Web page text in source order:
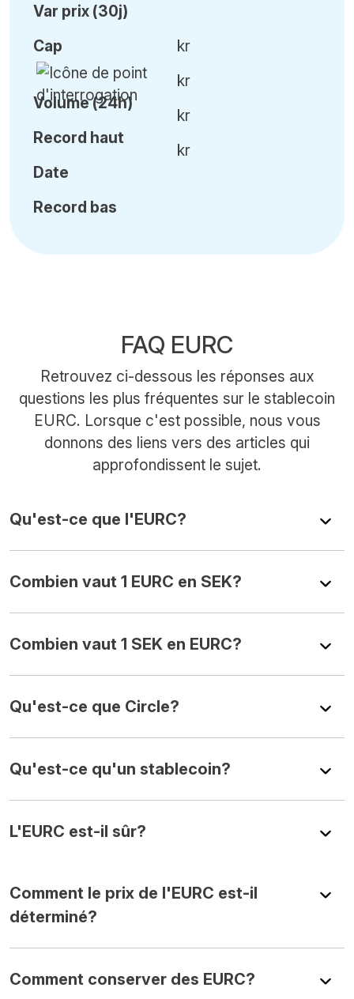
Var prix (30j)
Cap
Volume (24h)
Record haut
Date
Record bas
kr
kr
kr
kr
FAQ EURC
Retrouvez ci-dessous les réponses aux
questions les plus fréquentes sur le stablecoin
EURC. Lorsque c'est possible, nous vous
donnons des liens vers des articles qui
approfondissent le sujet.
Qu'est-ce que l'EURC?
Combien vaut 1 EURC en SEK?
Combien vaut 1 SEK en EURC?
Qu'est-ce que Circle?
Qu'est-ce qu'un stablecoin?
L'EURC est-il sûr?
Comment le prix de l'EURC est-il
déterminé?
Comment conserver des EURC?